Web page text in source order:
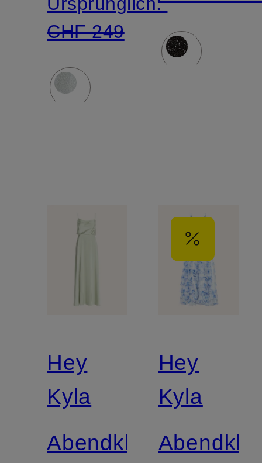
CHF 249
Hey
Kyla
Abendkleid
Hey
Kyla